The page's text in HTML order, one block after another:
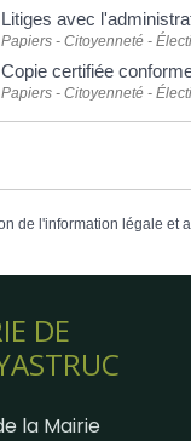
Litiges avec
Papiers - Citoyenneté -
Copie certifiée
Papiers - Citoyenneté -
de l'information légale et
DE
la Mairie